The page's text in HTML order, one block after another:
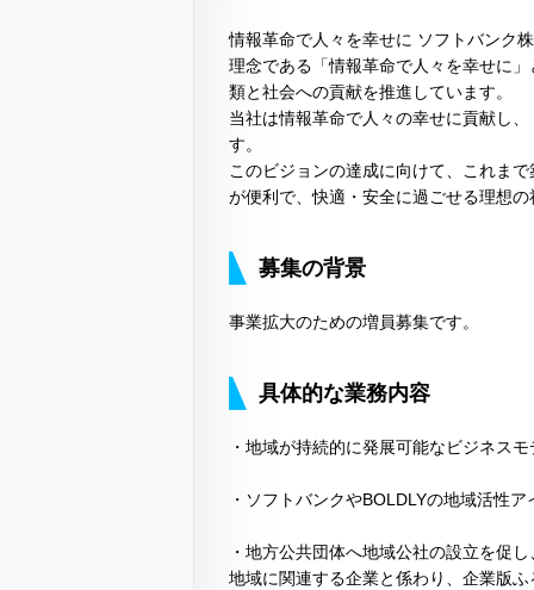
情報革命で人々を幸せに ソフトバンク
理念である「情報革命で人々を幸せに
類と社会への貢献を推進しています。
当社は情報革命で人々の幸せに貢献し
す。
このビジョンの達成に向けて、これま
が便利で、快適・安全に過ごせる理想
募集の背景
事業拡大のための増員募集です。
具体的な業務内容
・地域が持続的に発展可能なビジネス
・ソフトバンクやBOLDLYの地域活性
・地方公共団体へ地域公社の設立を促
地域に関連する企業と係わり、企業版